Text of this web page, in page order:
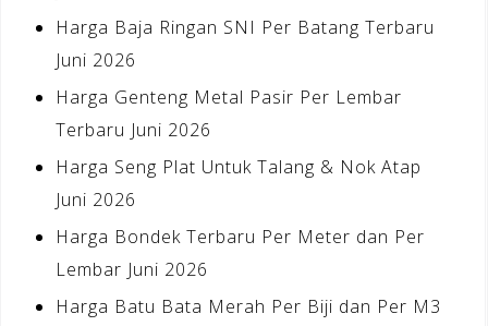
Harga Baja Ringan SNI Per Batang Terbaru
Juni 2026
Harga Genteng Metal Pasir Per Lembar
Terbaru Juni 2026
Harga Seng Plat Untuk Talang & Nok Atap
Juni 2026
Harga Bondek Terbaru Per Meter dan Per
Lembar Juni 2026
Harga Batu Bata Merah Per Biji dan Per M3